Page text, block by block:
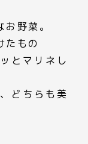
野菜。
たもの
とマリネし
どちらも美